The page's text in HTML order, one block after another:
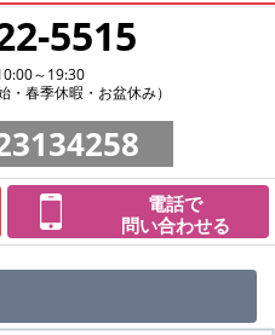
5515
～19:30
・春季休暇・お盆休み）
電話で
問い合わせる